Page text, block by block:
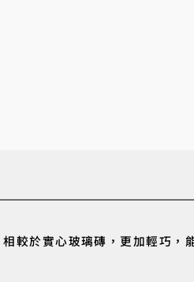
較於實心玻璃磚，更加輕巧，